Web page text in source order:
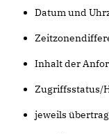
Datum und
Inhalt der
Zugriffsstatus/
jeweils